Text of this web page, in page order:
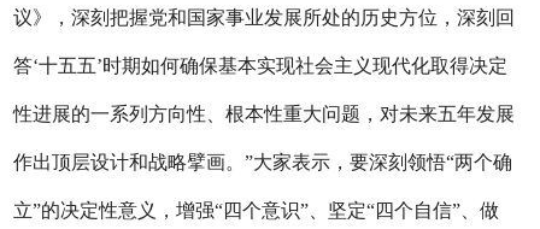
议》，深刻把握党和国家事业发展所处的历史方位，深刻回
答‘十五五’时期如何确保基本实现社会主义现代化取得决定
性进展的一系列方向性、根本性重大问题，对未来五年发展
作出顶层设计和战略擘画。”大家表示，要深刻领悟“两个确
立”的决定性意义，增强“四个意识”、坚定“四个自信”、做